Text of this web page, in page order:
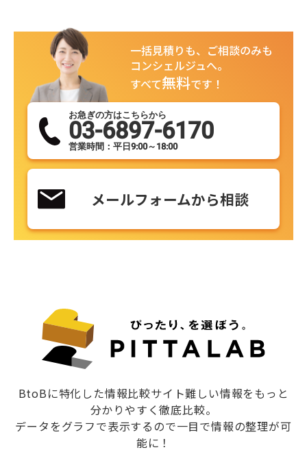
一括見積りも、ご相談のみも
コンシェルジュへ。
すべて無料です！
お急ぎの方はこちらから
03-6897-6170
営業時間：平日9:00～18:00
メールフォームから相談
BtoBに特化した情報比較サイト難しい情報をもっと
分かりやすく徹底比較。
データをグラフで表示するので一目で情報の整理が可
能に！